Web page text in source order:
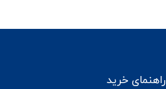
راهنمای خرید